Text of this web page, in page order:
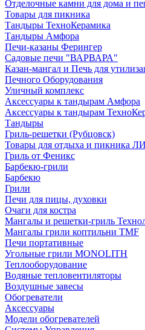
Отделочные камни для дома и
Товары для пикника
Тандыры ТехноКерамика
Тандыры Амфора
Печи-казаны Ферингер
Садовые печи "ВАРВАРА"
Казан-мангал и Печь для
Печного Оборудования
Уличный комплекс
Аксессуары к тандырам Амфора
Аксессуары к тандырам
Тандыры
Гриль-решетки (Рубцовск)
Товары для отдыха и пикника
Гриль от Феникс
Барбекю-грили
Барбекю
Грили
Печи для пицы, духовки
Очаги для костра
Мангалы и решетки-гриль
Мангалы грили коптильни TMF
Печи портативные
Угольные грили MONOLITH
Теплооборудование
Водяные тепловентиляторы
Воздушные завесы
Обогреватели
Аксессуары
Модели обогревателей